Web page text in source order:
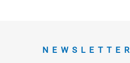
NEWSLETTER